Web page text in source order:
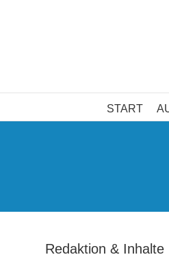
START
Redaktion & Inhalte